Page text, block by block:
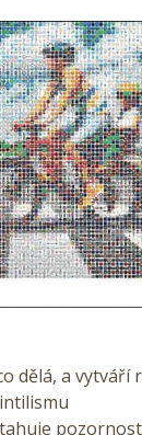
dělá, a vytváří